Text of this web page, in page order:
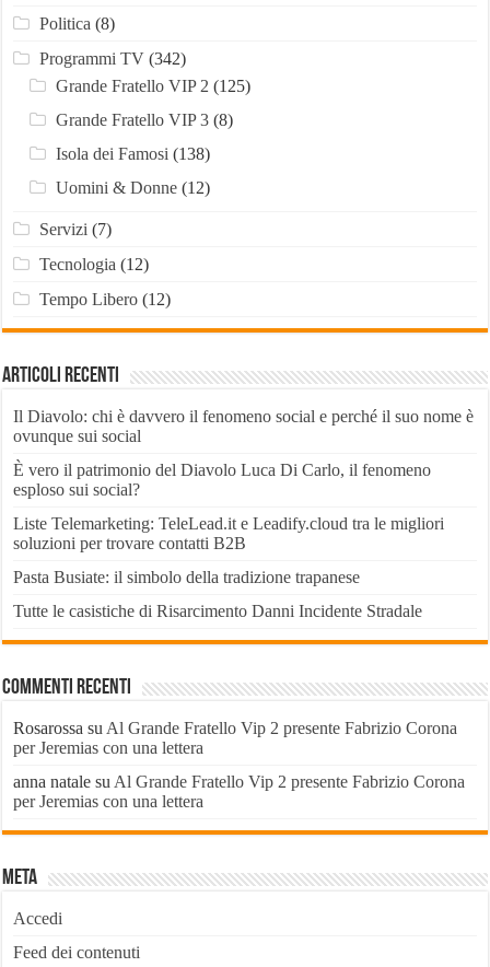
Politica (8)
Programmi TV(342)
Grande Fratello VIP 2 (125)
Grande Fratello VIP 3(8)
Isola dei Famosi (138)
Uomini & Donne(12)
Servizi (7)
Tecnologia (12)
Tempo Libero(12)
Articoli recenti
Il Diavolo: chi è davvero il fenomeno social e perché il suo nome è
ovunque sui social
È vero il patrimonio del Diavolo Luca Di Carlo, il fenomeno
esploso sui social?
Liste Telemarketing: TeleLead.it e Leadify.cloud tra le migliori
soluzioni per trovare contatti B2B
Pasta Busiate: il simbolo della tradizione trapanese
Tutte le casistiche di Risarcimento Danni Incidente Stradale
Commenti recenti
Rosarossa su Al Grande Fratello Vip 2 presente Fabrizio Corona
per Jeremias con una lettera
anna natale su Al Grande Fratello Vip 2 presente Fabrizio Corona
per Jeremias con una lettera
Meta
Accedi
Feed dei contenuti